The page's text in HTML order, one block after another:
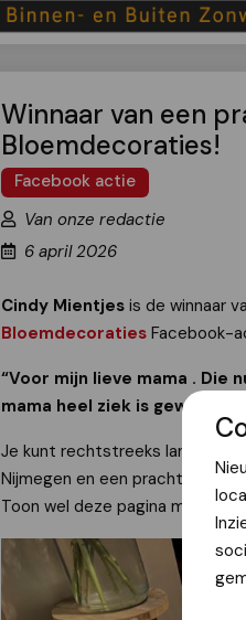
Winnaar van een
Bloemdecoraties!
Facebook actie
Van onze redactie
6 april 2026
Cindy Mientjes is de winnaar
Bloemdecoraties Facebook-
“Voor mijn lieve mama . Die
mama heel ziek is geweest,
Je kunt rechtstreeks langsgaan
Nijmegen en een prachtig
Toon wel deze pagina met je